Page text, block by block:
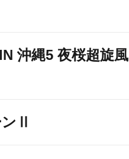
沖縄5 夜桜超旋
Ⅱ